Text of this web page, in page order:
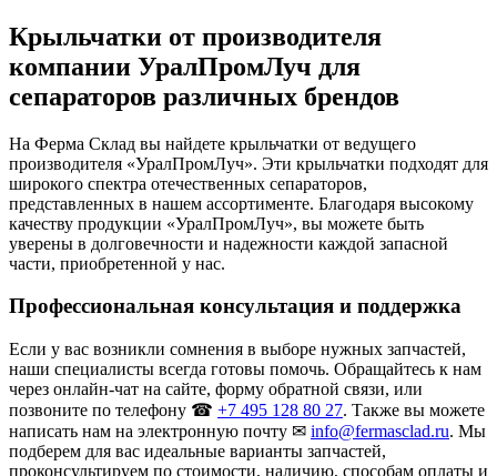
Крыльчатки от производителя
компании УралПромЛуч для
сепараторов различных брендов
На Ферма Склад вы найдете крыльчатки от ведущего
производителя «УралПромЛуч». Эти крыльчатки подходят для
широкого спектра отечественных сепараторов,
представленных в нашем ассортименте. Благодаря высокому
качеству продукции «УралПромЛуч», вы можете быть
уверены в долговечности и надежности каждой запасной
части, приобретенной у нас.
Профессиональная консультация и поддержка
Если у вас возникли сомнения в выборе нужных запчастей,
наши специалисты всегда готовы помочь. Обращайтесь к нам
через онлайн-чат на сайте, форму обратной связи, или
позвоните по телефону ☎ +7 495 128 80 27. Также вы можете
написать нам на электронную почту ✉ info@fermasclad.ru. Мы
подберем для вас идеальные варианты запчастей,
проконсультируем по стоимости, наличию, способам оплаты и